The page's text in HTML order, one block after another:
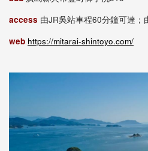
access 由JR吳站車程60分鐘可達；
web https://mitarai-shintoyo.com/